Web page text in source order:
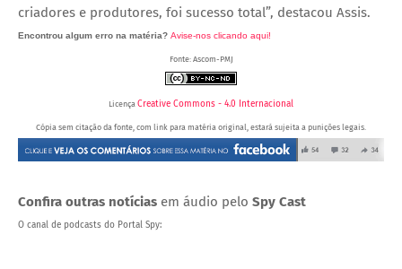
criadores e produtores, foi sucesso total”, destacou Assis.
Encontrou algum erro na matéria? Avise-nos clicando aqui!
Fonte: Ascom-PMJ
Licença Creative Commons - 4.0 Internacional
Cópia sem citação da fonte, com link para matéria original, estará sujeita a punições legais.
Confira outras notícias em áudio pelo Spy Cast
O canal de podcasts do Portal Spy: